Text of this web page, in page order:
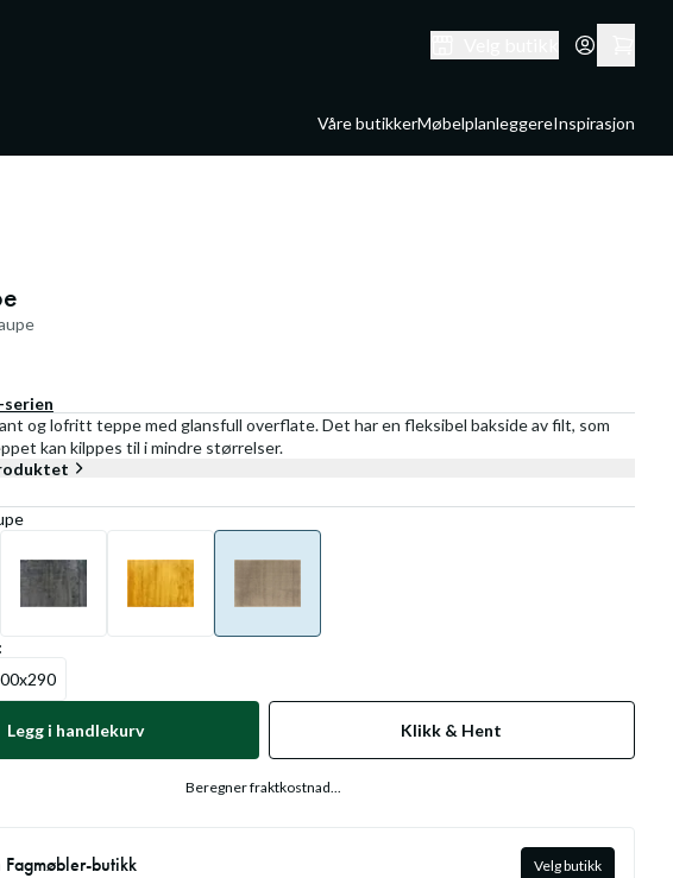
Våre butikkerMøbelplanleggereInspirasjon
serien
og lofritt teppe med glansfull overflate. Det har en fleksibel bakside av filt, som
kan kilppes til i mindre størrelser.
:
Legg i handlekurv Klikk & Hent
Beregner fraktkostnad...
butikk Velg butikk